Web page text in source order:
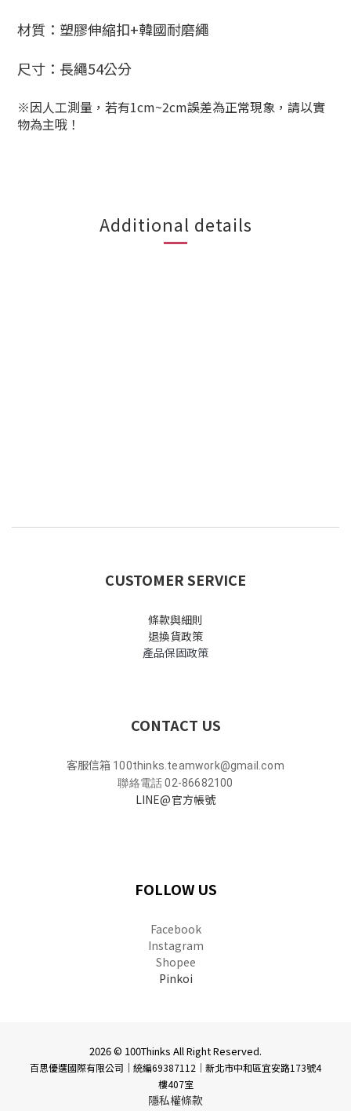
材質：塑膠伸縮扣+韓國耐磨繩
尺寸：長繩54公分
※因人工測量，若有1cm~2cm誤差為正常現象，請以實
物為主哦！
Additional details
CUSTOMER SERVICE
條款與細則
退換貨政策
產品保固政策
CONTACT US
客服信箱 100thinks.teamwork@gmail.com
聯絡電話 02-86682100
LINE@官方帳號
FOLLOW US
Facebook
Instagram
Shopee
Pinkoi
2026 © 100Thinks All Right Reserved.
百思優選國際有限公司｜統編69387112 ｜ 新北市中和區宜安路173號4
樓407室
隱私權條款